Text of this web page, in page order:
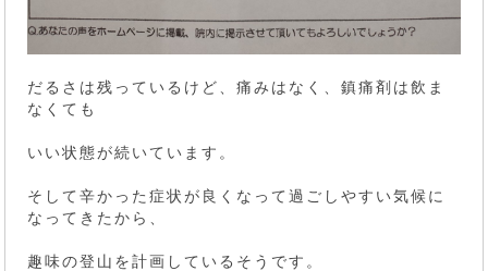
だるさは残っているけど、痛みはなく、鎮痛剤は飲ま
なくても
いい状態が続いています。
そして辛かった症状が良くなって過ごしやすい気候に
なってきたから、
趣味の登山を計画しているそうです。